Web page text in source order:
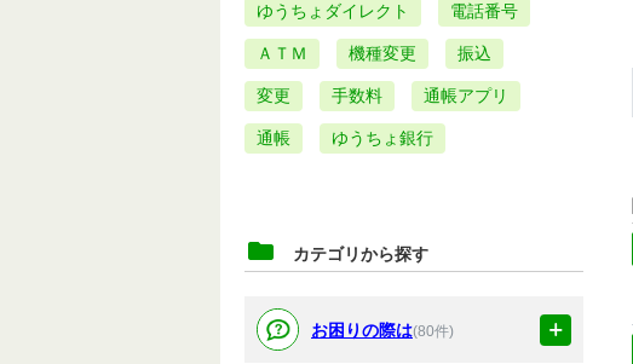
ゆうちょダイレクト 電話番号
ＡＴＭ 機種変更 振込
変更 手数料 通帳アプリ
通帳 ゆうちょ銀行
カテゴリから探す
お困りの際は(80件)